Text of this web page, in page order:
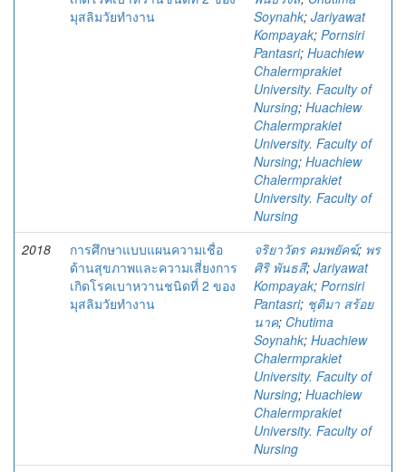
มุสลิมวัยทำงาน
Soynahk; Jariyawat
Kompayak; Pornsiri
Pantasri; Huachiew
Chalermprakiet
University. Faculty of
Nursing; Huachiew
Chalermprakiet
University. Faculty of
Nursing; Huachiew
Chalermprakiet
University. Faculty of
Nursing
2018
การศึกษาแบบแผนความเชื่อ
ด้านสุขภาพและความเสี่ยงการ
เกิดโรคเบาหวานชนิดที่ 2 ของ
มุสลิมวัยทำงาน
จริยาวัตร คมพยัคฆ์; พร
ศิริ พันธสี; Jariyawat
Kompayak; Pornsiri
Pantasri; ชุติมา สร้อย
นาค; Chutima
Soynahk; Huachiew
Chalermprakiet
University. Faculty of
Nursing; Huachiew
Chalermprakiet
University. Faculty of
Nursing